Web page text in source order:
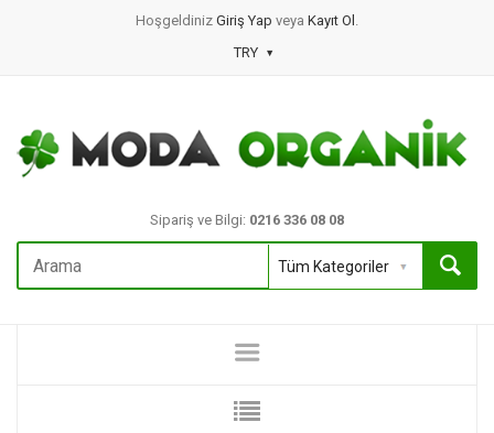
Hoşgeldiniz Giriş Yap veya Kayıt Ol .
TRY
Sipariş ve Bilgi: 0216 336 08 08